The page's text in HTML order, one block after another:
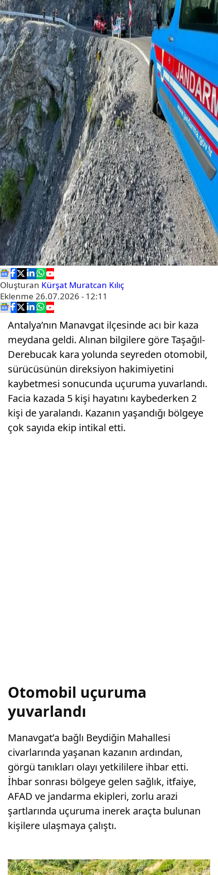
Oluşturan Kürşat Muratcan Kılıç
Eklenme 26.07.2026 - 12:11
Antalya’nın Manavgat ilçesinde acı bir kaza
meydana geldi. Alınan bilgilere göre Taşağıl-
Derebucak kara yolunda seyreden otomobil,
sürücüsünün direksiyon hakimiyetini
kaybetmesi sonucunda uçuruma yuvarlandı.
Facia kazada 5 kişi hayatını kaybederken 2
kişi de yaralandı. Kazanın yaşandığı bölgeye
çok sayıda ekip intikal etti.
Otomobil uçuruma
yuvarlandı
Manavgat’a bağlı Beydiğin Mahallesi
civarlarında yaşanan kazanın ardından,
görgü tanıkları olayı yetkililere ihbar etti.
İhbar sonrası bölgeye gelen sağlık, itfaiye,
AFAD ve jandarma ekipleri, zorlu arazi
şartlarında uçuruma inerek araçta bulunan
kişilere ulaşmaya çalıştı.